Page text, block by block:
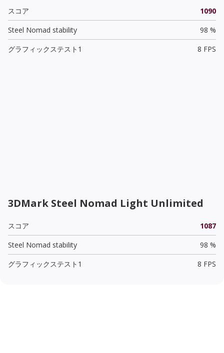
スコア
1090
Steel Nomad stability
98 %
グラフィックステスト1
8 FPS
3DMark Steel Nomad Light Unlimited
スコア
1087
Steel Nomad stability
98 %
グラフィックステスト1
8 FPS